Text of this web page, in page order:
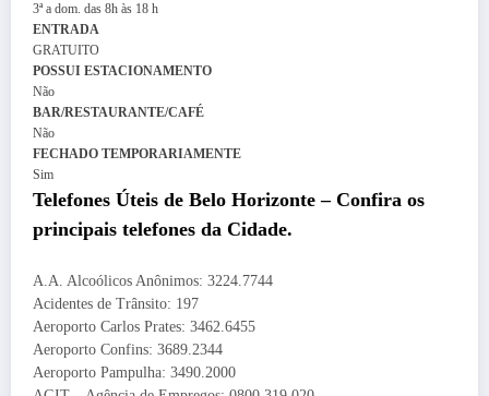
3ª a dom. das 8h às 18 h
ENTRADA
GRATUITO
POSSUI ESTACIONAMENTO
Não
BAR/RESTAURANTE/CAFÉ
Não
FECHADO TEMPORARIAMENTE
Sim
Telefones Úteis de Belo Horizonte – Confira os
principais telefones da Cidade.
A.A. Alcoólicos Anônimos: 3224.7744
Acidentes de Trânsito: 197
Aeroporto Carlos Prates: 3462.6455
Aeroporto Confins: 3689.2344
Aeroporto Pampulha: 3490.2000